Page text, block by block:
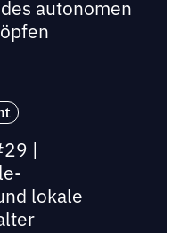
autonomen
|
lokale